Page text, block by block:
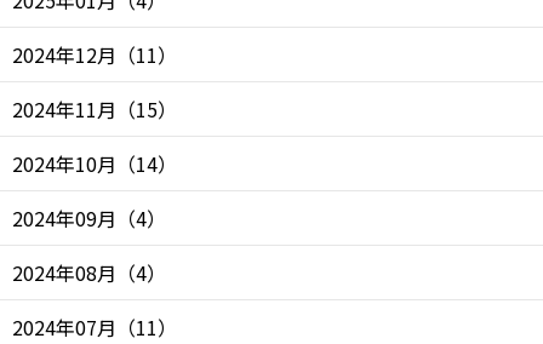
2024年12月 （11）
2024年11月 （15）
2024年10月 （14）
2024年09月 （4）
2024年08月 （4）
2024年07月 （11）